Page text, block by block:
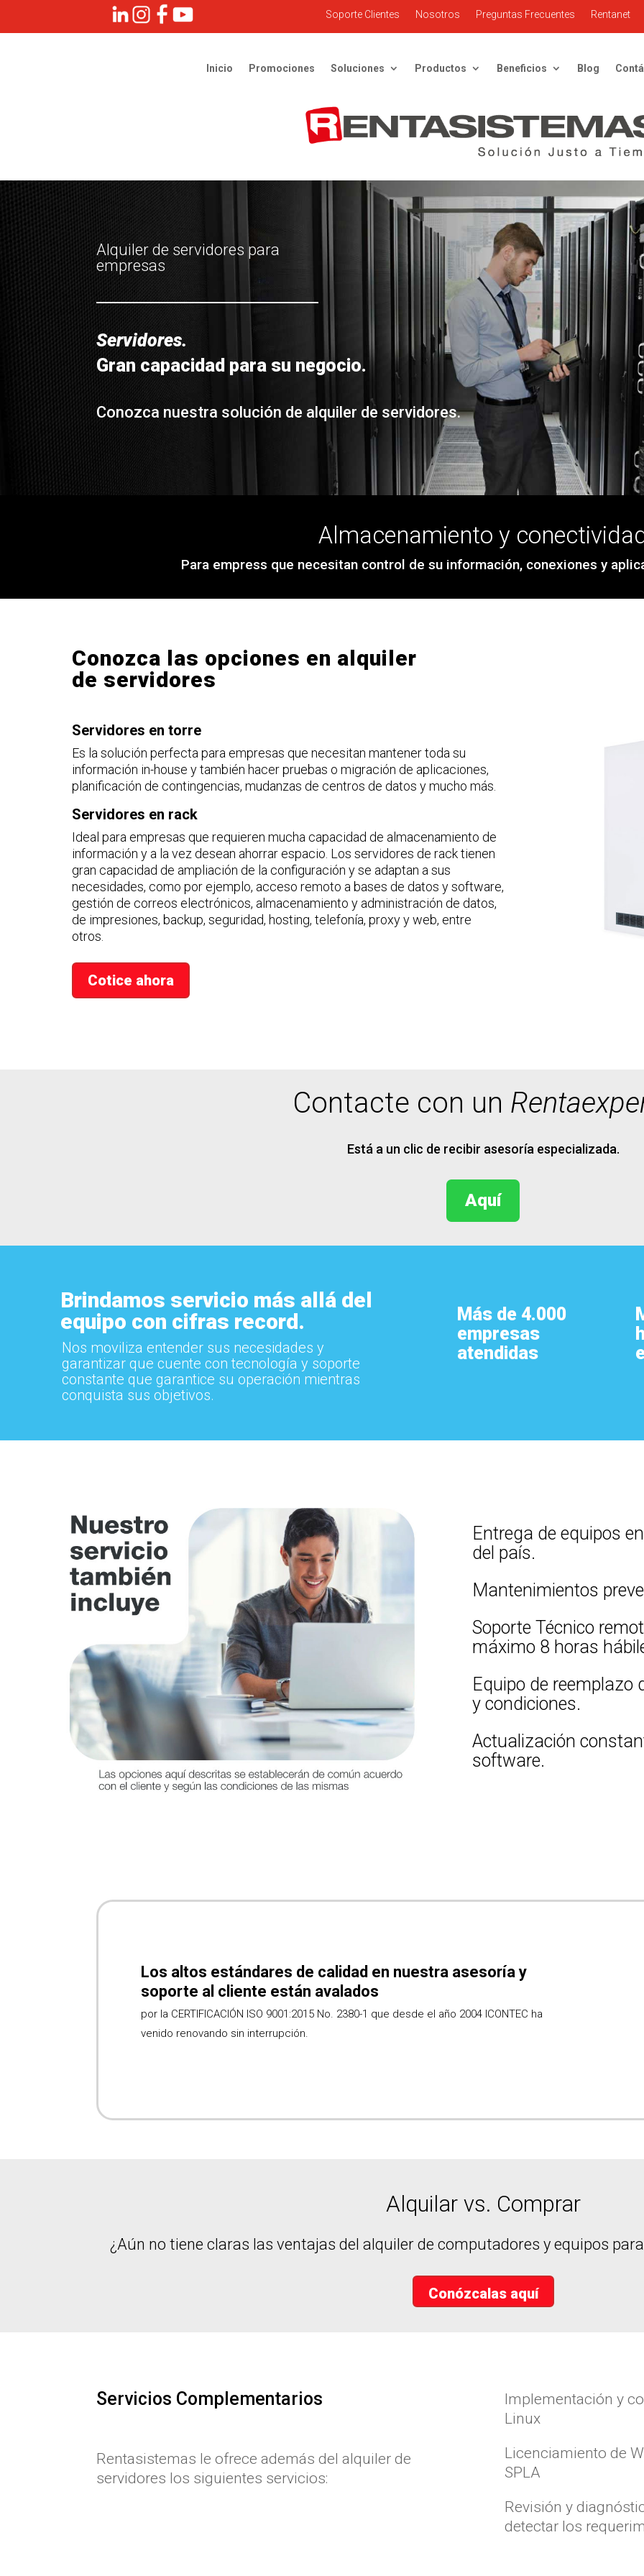
Soporte Clientes Nosotros Preguntas Frecuentes Rentanet
Inicio Promociones Soluciones Productos Beneficios Blog
Alquiler de servidores para
empresas
Servidores.
Gran capacidad para su negocio.
Conozca nuestra solución de alquiler de servidores.
Almacenamiento y
Para empress que necesitan control de su información, conexiones y
Conozca las opciones en alquiler
de servidores
Servidores en torre
Es la solución perfecta para empresas que necesitan mantener toda su
información in-house y también hacer pruebas o migración de aplicaciones,
planificación de contingencias, mudanzas de centros de datos y mucho más.
Servidores en rack
Ideal para empresas que requieren mucha capacidad de almacenamiento de
información y a la vez desean ahorrar espacio. Los servidores de rack tienen
gran capacidad de ampliación de la configuración y se adaptan a sus
necesidades, como por ejemplo, acceso remoto a bases de datos y software,
gestión de correos electrónicos, almacenamiento y administración de datos,
de impresiones, backup, seguridad, hosting, telefonía, proxy y web, entre
otros.
Cotice ahora
Contacte con un
Está a un clic de recibir asesoría especializada.
Aquí
Brindamos servicio más allá del
equipo con cifras record.
Nos moviliza entender sus necesidades y
garantizar que cuente con tecnología y soporte
constante que garantice su operación mientras
conquista sus objetivos.
Más de 4.000
empresas
atendidas
Entrega de equipos
del país.
Mantenimientos
Soporte Técnico
máximo 8 horas
Equipo de reemplazo
y condiciones.
Actualización
software.
Los altos estándares de calidad en nuestra asesoría y
soporte al cliente están avalados
por la CERTIFICACIÓN ISO 9001:2015 No. 2380-1 que desde el año 2004 ICONTEC ha
venido renovando sin interrupción.
Alquilar vs. Comprar
¿Aún no tiene claras las ventajas del alquiler de computadores y equipos
Conózcalas aquí
Servicios Complementarios
Rentasistemas le ofrece además del alquiler de
servidores los siguientes servicios:
Implementación y
Linux
Licenciamiento de
SPLA
Revisión y
detectar los